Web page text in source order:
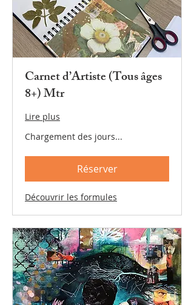
Carnet d’Artiste (Tous âges
8+) Mtr
Lire plus
Chargement des jours...
Réserver
Découvrir les formules